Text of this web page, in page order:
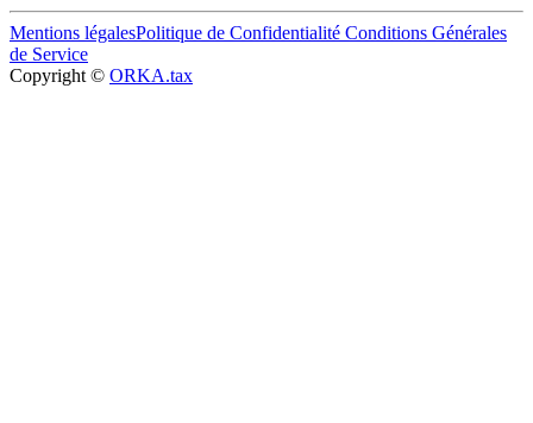
Mentions légalesPolitique de Confidentialité Conditions Générales
de Service
Copyright © ORKA.tax